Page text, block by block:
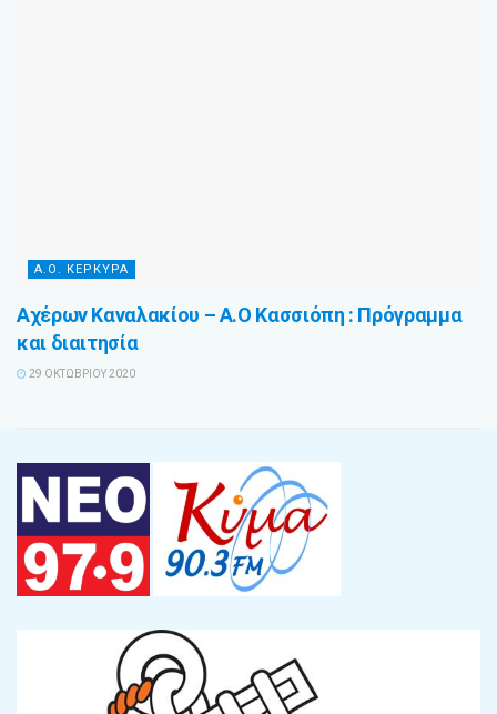
Α.Ο. ΚΕΡΚΥΡΑ
Αχέρων Καναλακίου – Α.Ο Κασσιόπη : Πρόγραμμα
και διαιτησία
29 ΟΚΤΩΒΡΊΟΥ 2020